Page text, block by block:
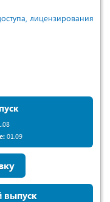
лицензирования
01.09
выпуск